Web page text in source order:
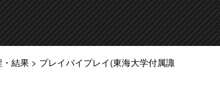
・結果
プレイバイプレイ(東海大学付属諏